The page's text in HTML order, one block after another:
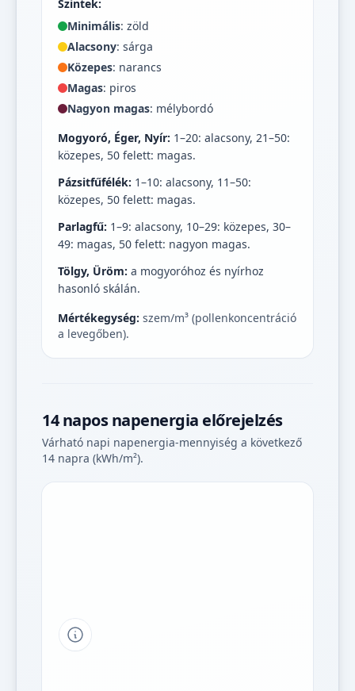
Szintek:
Minimális: zöld
Alacsony: sárga
Közepes: narancs
Magas: piros
Nagyon magas: mélybordó
Mogyoró, Éger, Nyír: 1–20: alacsony, 21–50:
közepes, 50 felett: magas.
Pázsitfűfélék: 1–10: alacsony, 11–50:
közepes, 50 felett: magas.
Parlagfű: 1–9: alacsony, 10–29: közepes, 30–
49: magas, 50 felett: nagyon magas.
Tölgy, Üröm: a mogyoróhoz és nyírhoz
hasonló skálán.
Mértékegység: szem/m³ (pollenkoncentráció
a levegőben).
14 napos napenergia előrejelzés
Várható napi napenergia-mennyiség a következő
14 napra (kWh/m²).
Tipp a grafikon jelmagyarázatához